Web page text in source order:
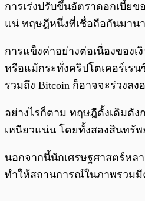
การเร่งปรับขึ้นอัตราดอกเบี้ย
แน่ ทฤษฎีหนึ่งที่เชื่อถือกันมาน
การแข็งค่าอย่างต่อเนื่องของ
หรือแม้กระทั่งคริปโตเคอร์เร
รวมถึง Bitcoin ก็อาจจะร่วงลง
อย่างไรก็ตาม ทฤษฎีดั้งเดิมดัง
เหนียวแน่น โดยทั้งสองสินทรัพ
นอกจากนี้นักเศรษฐศาสตร์หล
ทำให้สถานการณ์ในภาพรวม